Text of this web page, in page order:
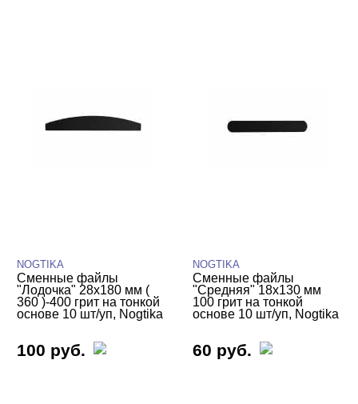
NOGTIKA
Сменные файлы
"Лодочка" 28х180 мм (
360 )-400 грит на тонкой
основе 10 шт/уп, Nogtika
100 руб.
NOGTIKA
Сменные файлы
"Средняя" 18х130 мм
100 грит на тонкой
основе 10 шт/уп, Nogtika
60 руб.